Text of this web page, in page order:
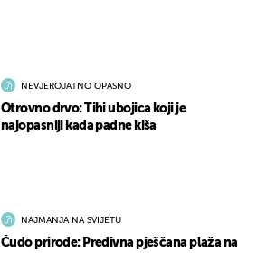
NEVJEROJATNO OPASNO
Otrovno drvo: Tihi ubojica koji je
najopasniji kada padne kiša
NAJMANJA NA SVIJETU
Čudo prirode: Predivna pješčana plaža na